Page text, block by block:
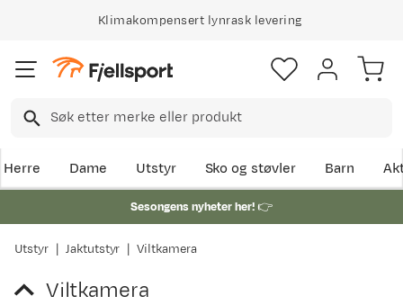
Klimakompensert lynrask levering
Herre Dame Utstyr Sko og støvler Barn
Sesongens nyheter her!👉
Utstyr Jaktutstyr Viltkamera
Viltkamera